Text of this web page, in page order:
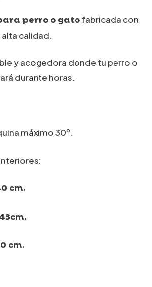
precios:
desde
65,00€
89,00€
perro o gatofabricada con
calidad.
y acogedora donde tu perro o
durante horas.
máximo 30º.
cm.
cm.